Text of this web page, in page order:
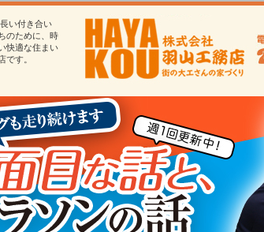
い付き合い
のために、時
快適な住まい
す。